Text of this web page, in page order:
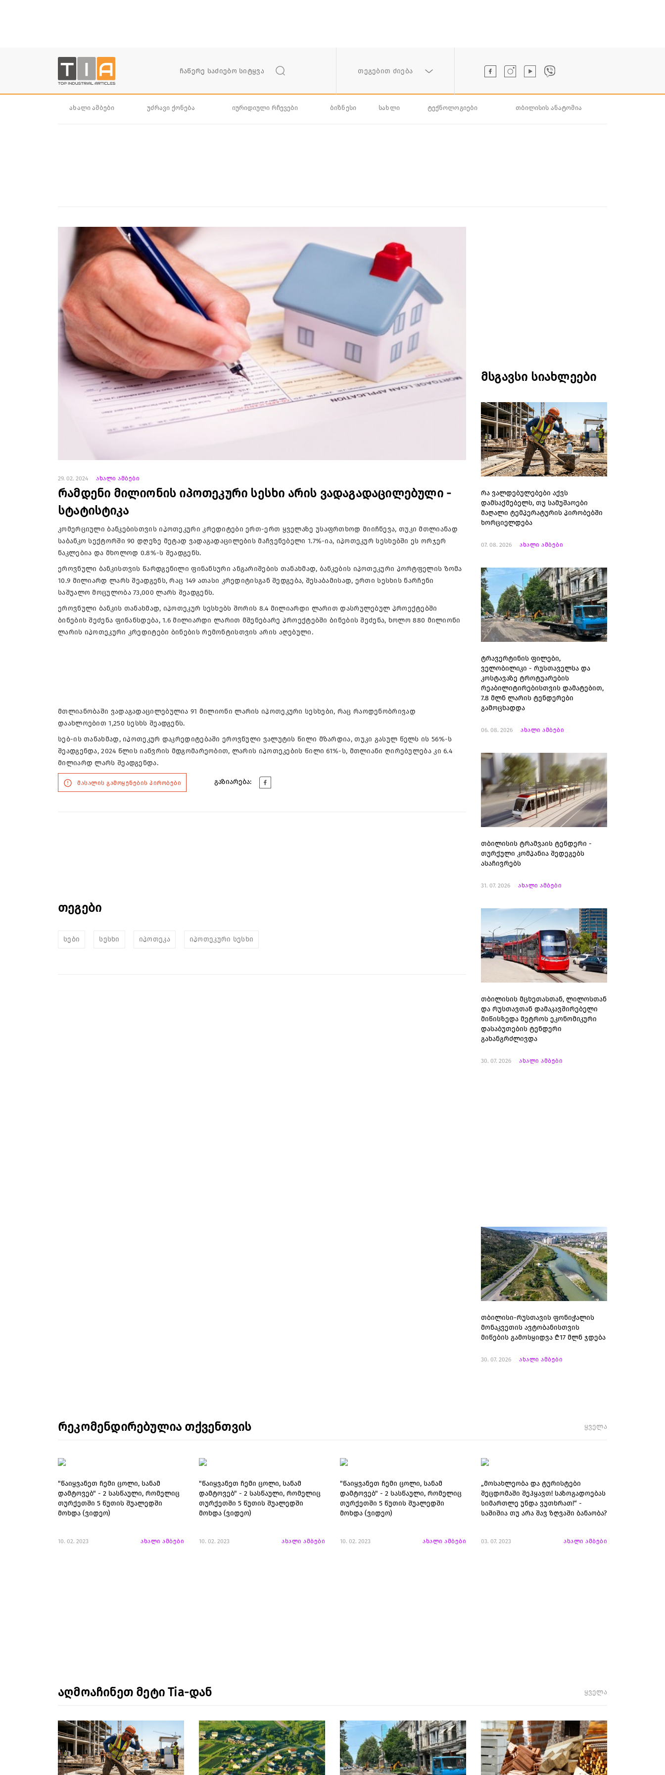
თეგებით ძიება
ახალი ამბები უძრავი ქონება იურიდიული რჩევები ბიზნესი სახლი ტექნოლოგიები თბილისის ანატომია
29. 02. 2024 ახალი ამბები
რამდენი მილიონის იპოთეკური სესხი არის ვადაგადაცილებული -
სტატისტიკა
კომერციული ბანკებისთვის იპოთეკური კრედიტები ერთ-ერთ ყველაზე უსაფრთხოდ მიიჩნევა, თუკი მთლიანად
საბანკო სექტორში 90 დღეზე მეტად ვადაგადაცილების მაჩვენებელი 1.7%-ია, იპოთეკურ სესხებში ეს ორჯერ
ნაკლებია და მხოლოდ 0.8%-ს შეადგენს.
ეროვნული ბანკისთვის წარდგენილი ფინანსური ანგარიშების თანახმად, ბანკების იპოთეკური პორტფელის ზომა
10.9 მილიარდ ლარს შეადგენს, რაც 149 ათასი კრედიტისგან შედგება, შესაბამისად, ერთი სესხის ნარჩენი
საშუალო მოცულობა 73,000 ლარს შეადგენს.
ეროვნული ბანკის თანახმად, იპოთეკურ სესხებს შორის 8.4 მილიარდი ლარით დასრულებულ პროექტებში
ბინების შეძენა ფინანსდება, 1.6 მილიარდი ლარით მშენებარე პროექტებში ბინების შეძენა, ხოლო 880 მილიონი
ლარის იპოთეკური კრედიტები ბინების რემონტისთვის არის აღებული.
მთლიანობაში ვადაგადაცილებულია 91 მილიონი ლარის იპოთეკური სესხები, რაც რაოდენობრივად
დაახლოებით 1,250 სესხს შეადგენს.
სებ-ის თანახმად, იპოთეკურ დაკრედიტებაში ეროვნული ვალუტის წილი მზარდია, თუკი გასულ წელს ის 56%-ს
შეადგენდა, 2024 წლის იანვრის მდგომარეობით, ლარის იპოთეკების წილი 61%-ს, მთლიანი ღირებულება კი 6.4
მილიარდ ლარს შეადგენდა.
მასალის გამოყენების პირობები გაზიარება:
თეგები
სები სესხი იპოთეკა იპოთეკური სესხი
მსგავსი სიახლეები
რა ვალდებულებები აქვს
დამსაქმებელს, თუ სამუშაოები
მაღალი ტემპერატურის პირობებში
ხორციელდება
07. 08. 2026 ახალი ამბები
ტრავერტინის ფილები,
ველობილიკი - რუსთაველსა და
კოსტავაზე ტროტუარების
რეაბილიტირებისთვის დამატებით,
7.8 მლნ ლარის ტენდერები
გამოცხადდა
06. 08. 2026 ახალი ამბები
თბილისის ტრამვაის ტენდერი -
თურქული კომპანია შედეგებს
ასაჩივრებს
31. 07. 2026 ახალი ამბები
თბილისის მცხეთასთან, ლილოსთან
და რუსთავთან დამაკავშირებელი
მიწისზედა მეტროს ეკონომიკური
დასაბუთების ტენდერი
გახანგრძლივდა
30. 07. 2026 ახალი ამბები
თბილისი-რუსთავის ფონიჭალის
მონაკვეთის ავტობანისთვის
მიწების გამოსყიდვა ₾17 მლნ ჯდება
30. 07. 2026 ახალი ამბები
რეკომენდირებულია თქვენთვის ყველა
"წაიყვანეთ ჩემი ცოლი, სანამ
დამტოვებ" - 2 სასწაული, რომელიც
თურქეთში 5 წუთის შუალედში
მოხდა (ვიდეო)
10. 02. 2023 ახალი ამბები
"წაიყვანეთ ჩემი ცოლი, სანამ
დამტოვებ" - 2 სასწაული, რომელიც
თურქეთში 5 წუთის შუალედში
მოხდა (ვიდეო)
10. 02. 2023 ახალი ამბები
"წაიყვანეთ ჩემი ცოლი, სანამ
დამტოვებ" - 2 სასწაული, რომელიც
თურქეთში 5 წუთის შუალედში
მოხდა (ვიდეო)
10. 02. 2023 ახალი ამბები
„მოსახლეობა და ტურისტები
შეცდომაში შეჰყავთ! საზოგადოებას
სიმართლე უნდა ვუთხრათ!“ -
საშიშია თუ არა შავ ზღვაში ბანაობა?
03. 07. 2023 ახალი ამბები
აღმოაჩინეთ მეტი Tia-დან ყველა